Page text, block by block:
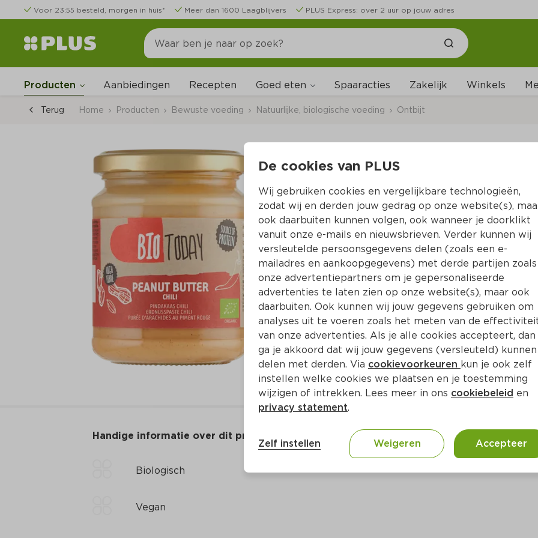
Voor 23:55 besteld, morgen in huis* Meer dan 1600 Laagblijvers PLUS Express: over 2 uur op jouw adres
Producten Aanbiedingen Recepten Goed eten Spaaracties Zakelijk Winkels
Terug Home Producten Bewuste voeding Natuurlijke, biologische voeding Ontbijt
BioToday Pindakaas
Per Pot 250 g  (per kilo €17.56)
4.39
Toevoegen
Handige informatie over dit product
Biologisch
Vegan
De cookies van PLUS
Wij gebruiken cookies en vergelijkbare technologieën,
zodat wij en derden jouw gedrag op onze website(s),
ook daarbuiten kunnen volgen, ook wanneer je doorklikt
vanuit onze e-mails en nieuwsbrieven. Verder kunnen wij
versleutelde persoonsgegevens delen (zoals een e-
mailadres en aankoopgegevens) met derde partijen zoals
onze advertentiepartners om je gepersonaliseerde
advertenties te laten zien op onze website(s), maar ook
daarbuiten. Ook kunnen wij jouw gegevens gebruiken om
analyses uit te voeren zoals het meten van de
van onze advertenties. Als je alle cookies accepteert, dan
ga je akkoord dat wij jouw gegevens (versleuteld) kunnen
delen met derden. Via cookievoorkeuren kun je ook zelf
instellen welke cookies we plaatsen en je toestemming
wijzigen of intrekken. Lees meer in ons cookiebeleid en
privacy statement.
Zelf instellen Weigeren Accepteer